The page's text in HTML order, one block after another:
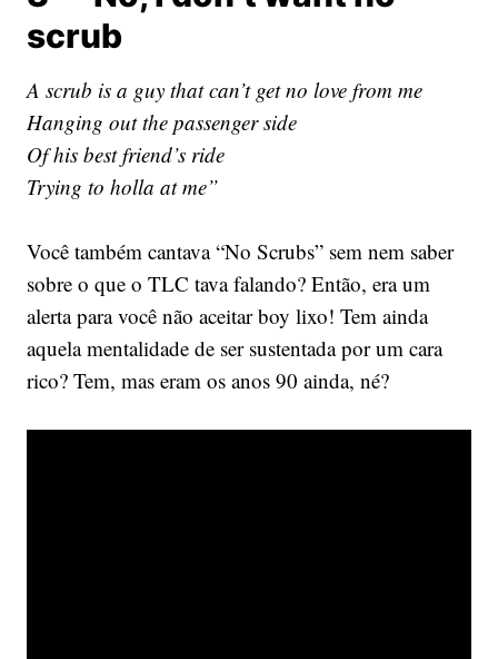
scrub
A scrub is a guy that can’t get no love from me
Hanging out the passenger side
Of his best friend’s ride
Trying to holla at me”
Você também cantava “No Scrubs” sem nem saber
sobre o que o TLC tava falando? Então, era um
alerta para você não aceitar boy lixo! Tem ainda
aquela mentalidade de ser sustentada por um cara
rico? Tem, mas eram os anos 90 ainda, né?